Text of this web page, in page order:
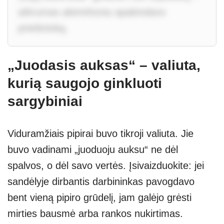
„Juodasis auksas“ – valiuta,
kurią saugojo ginkluoti
sargybiniai
Viduramžiais pipirai buvo tikroji valiuta. Jie
buvo vadinami „juoduoju auksu“ ne dėl
spalvos, o dėl savo vertės. Įsivaizduokite: jei
sandėlyje dirbantis darbininkas pavogdavo
bent vieną pipiro grūdelį, jam galėjo grėsti
mirties bausmė arba rankos nukirtimas.